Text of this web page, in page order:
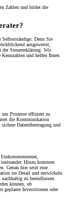
Zahlen und bildet die
Selbstständige. Denn Sie
ausgewertet,
der Steuererklärung. Wir
Kennzahlen und helfen Ihnen
Prozesse effizient zu
die Kommunikation
Datenübertragung und
ineinander. Hinzu kommen
Genau hier setzt eine
im Detail und entwickeln
zu beeinflussen.
können, ob
geplante Investitionen oder